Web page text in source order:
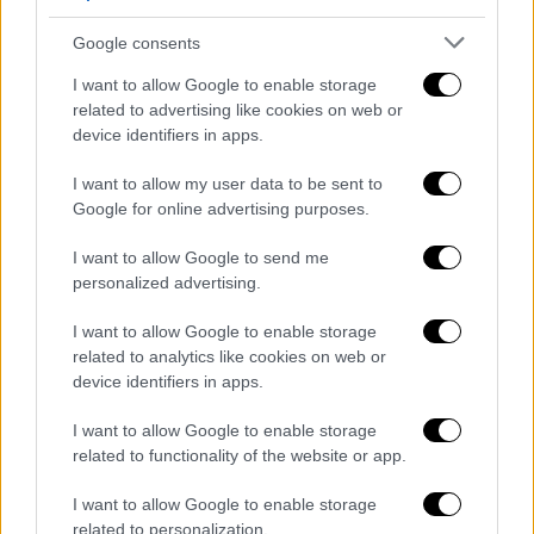
Google consents
I want to allow Google to enable storage
related to advertising like cookies on web or
device identifiers in apps.
I want to allow my user data to be sent to
Google for online advertising purposes.
I want to allow Google to send me
personalized advertising.
I want to allow Google to enable storage
related to analytics like cookies on web or
device identifiers in apps.
I want to allow Google to enable storage
related to functionality of the website or app.
I want to allow Google to enable storage
related to personalization.
Τραπεζούντα: Αξιοθέατα που
μαρτυρούν την ελληνικότητα της
σύγχρονης Trabzon και
επιβεβαιώνουν το μεγαλείο των
Ελλήνων της περιοχής
Κόσμος|04.12.2021 10:32
εμβόλια - Ποιοι τροφοδοτούν την
καχυποψία
Με απόσταση 250 μέτρων η μια από την
άλλη, βρίσκονται 4 χιλιόμετρα νοτιοδυτικά
της πόλης του Αλμυρού. Λίγα μέτρα από τις
λίμνες βρίσκεται ένα μικρός λόφος, στον